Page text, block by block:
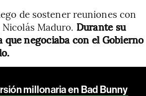
de sostener reuniones con
Maduro. Durante su
negociaba con el Gobierno
millonaria en Bad Bunny